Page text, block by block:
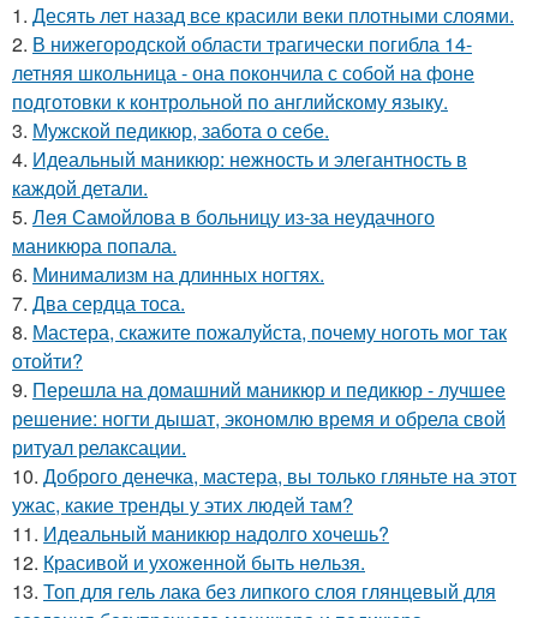
1. Десять лет назад все красили веки плотными слоями.
2. В нижегородской области трагически погибла 14-
летняя школьница - она покончила с собой на фоне
подготовки к контрольной по английскому языку.
3. Мужской педикюр, забота о себе.
4. Идеальный маникюр: нежность и элегантность в
каждой детали.
5. Лея Самойлова в больницу из-за неудачного
маникюра попала.
6. Минимализм на длинных ногтях.
7. Два сердца тоса.
8. Мастера, скажите пожалуйста, почему ноготь мог так
отойти?
9. Перешла на домашний маникюр и педикюр - лучшее
решение: ногти дышат, экономлю время и обрела свой
ритуал релаксации.
10. Доброго денечка, мастера, вы только гляньте на этот
ужас, какие тренды у этих людей там?
11. Идеальный маникюр надолго хочешь?
12. Красивой и ухожeнной быть нeльзя.
13. Топ для гель лака без липкого слоя глянцевый для